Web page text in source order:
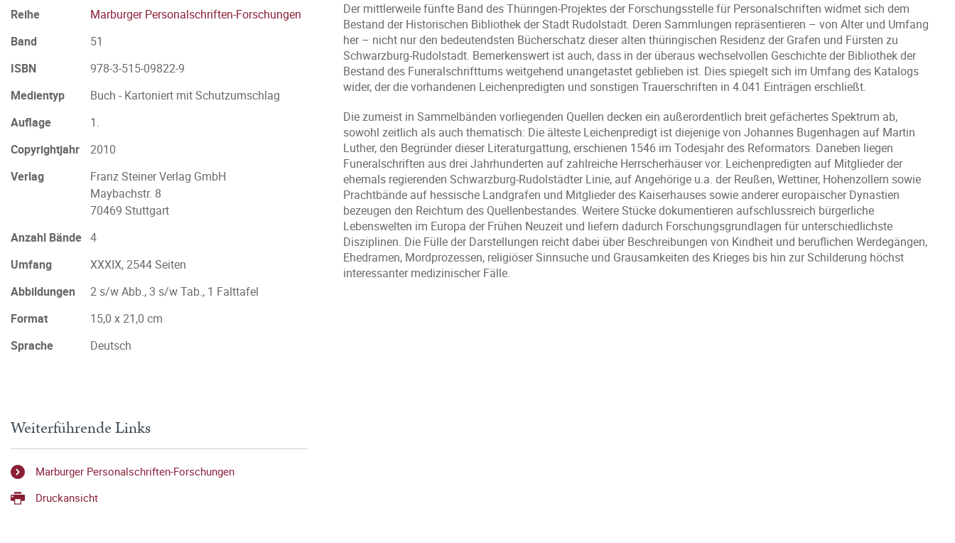
Der mittlerweile fünfte Band des Thüringen-Projektes der Forschungsstelle für Personalschriften widmet sich dem
Bestand der Historischen Bibliothek der Stadt Rudolstadt. Deren Sammlungen repräsentieren – von Alter und Umfang
her – nicht nur den bedeutendsten Bücherschatz dieser alten thüringischen Residenz der Grafen und Fürsten zu
Schwarzburg-Rudolstadt. Bemerkenswert ist auch, dass in der überaus wechselvollen Geschichte der Bibliothek der
Bestand des Funeralschrifttums weitgehend unangetastet geblieben ist. Dies spiegelt sich im Umfang des Katalogs
wider, der die vorhandenen Leichenpredigten und sonstigen Trauerschriften in 4.041 Einträgen erschließt.
Die zumeist in Sammelbänden vorliegenden Quellen decken ein außerordentlich breit gefächertes Spektrum ab,
sowohl zeitlich als auch thematisch: Die älteste Leichenpredigt ist diejenige von Johannes Bugenhagen auf Martin
Luther, den Begründer dieser Literaturgattung, erschienen 1546 im Todesjahr des Reformators. Daneben liegen
Funeralschriften aus drei Jahrhunderten auf zahlreiche Herrscherhäuser vor. Leichenpredigten auf Mitglieder der
ehemals regierenden Schwarzburg-Rudolstädter Linie, auf Angehörige u.a. der Reußen, Wettiner, Hohenzollern sowie
Prachtbände auf hessische Landgrafen und Mitglieder des Kaiserhauses sowie anderer europäischer Dynastien
bezeugen den Reichtum des Quellenbestandes. Weitere Stücke dokumentieren aufschlussreich bürgerliche
Lebenswelten im Europa der Frühen Neuzeit und liefern dadurch Forschungsgrundlagen für unterschiedlichste
Disziplinen. Die Fülle der Darstellungen reicht dabei über Beschreibungen von Kindheit und beruflichen Werdegängen,
Ehedramen, Mordprozessen, religiöser Sinnsuche und Grausamkeiten des Krieges bis hin zur Schilderung höchst
interessanter medizinischer Fälle.
Reihe
Marburger Personalschriften-Forschungen
Band
51
ISBN
978-3-515-09822-9
Medientyp
Buch - Kartoniert mit Schutzumschlag
Auflage
1.
Copyrightjahr
2010
Verlag
Franz Steiner Verlag GmbH
Maybachstr. 8
70469 Stuttgart
Anzahl Bände 4
Umfang
XXXIX, 2544 Seiten
Abbildungen
2 s/w Abb., 3 s/w Tab., 1 Falttafel
Format
15,0 x 21,0 cm
Sprache
Deutsch
Weiterführende Links
Marburger Personalschriften-Forschungen
Druckansicht